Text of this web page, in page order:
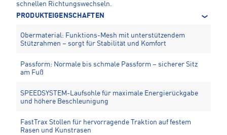
schnellen Richtungswechseln.
PRODUKTEIGENSCHAFTEN
Obermaterial: Funktions-Mesh mit unterstützendem
Stützrahmen – sorgt für Stabilität und Komfort
Passform: Normale bis schmale Passform – sicherer Sitz
am Fuß
SPEEDSYSTEM-Laufsohle für maximale Energierückgabe
und höhere Beschleunigung
FastTrax Stollen für hervorragende Traktion auf festem
Rasen und Kunstrasen